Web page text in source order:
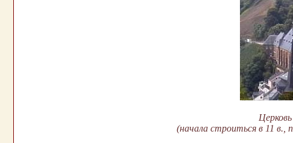
(начала строиться в 11 в.,